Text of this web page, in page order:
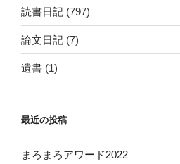
読書日記 (797)
論文日記 (7)
遺書 (1)
最近の投稿
まろまろアワード2022